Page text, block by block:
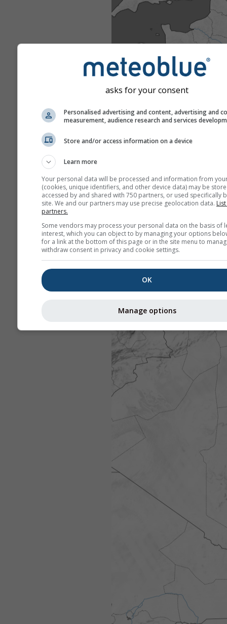
asks for your consent
Personalised advertising and content, advertising and
measurement, audience research and services
Store and/or access information on a device
Learn more
Your personal data will be processed and information from
(cookies, unique identifiers, and other device data) may be
accessed by and shared with 750 partners, or used specifically
site. We and our partners may use precise geolocation data.
partners.
Some vendors may process your personal data on the basis of
interest, which you can object to by managing your options
for a link at the bottom of this page or in the site menu to
withdraw consent in privacy and cookie settings.
OK
Manage options